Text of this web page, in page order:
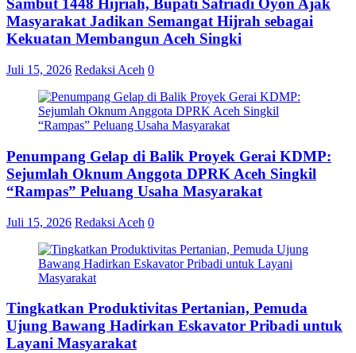
Sambut 1448 Hijriah, Bupati Safriadi Oyon Ajak
Masyarakat Jadikan Semangat Hijrah sebagai
Kekuatan Membangun Aceh Singki
Juli 15, 2026 Redaksi Aceh 0
Penumpang Gelap di Balik Proyek Gerai KDMP:
Sejumlah Oknum Anggota DPRK Aceh Singkil
“Rampas” Peluang Usaha Masyarakat
Juli 15, 2026 Redaksi Aceh 0
Tingkatkan Produktivitas Pertanian, Pemuda
Ujung Bawang Hadirkan Eskavator Pribadi untuk
Layani Masyarakat